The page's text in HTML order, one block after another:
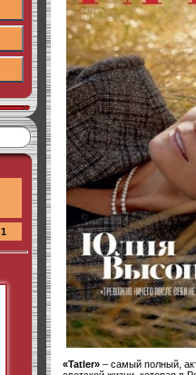
1
«Tatler» – самый полный,